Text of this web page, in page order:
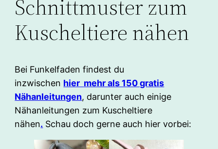
Schnittmuster zum
Kuscheltiere nähen
Bei Funkelfaden findest du
inzwischen hier mehr als 150 gratis
Nähanleitungen, darunter auch einige
Nähanleitungen zum Kuscheltiere
nähen. Schau doch gerne auch hier vorbei: